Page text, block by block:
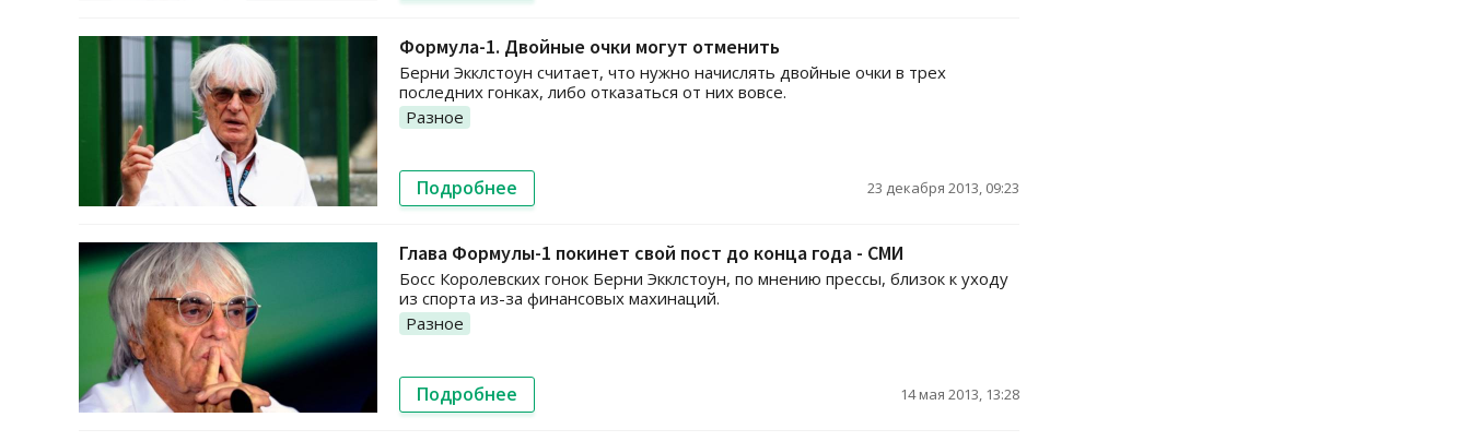
Формула-1. Двойные очки могут отменить
Берни Экклстоун считает, что нужно начислять двойные очки в трех
последних гонках, либо отказаться от них вовсе.
Разное
Подробнее 23 декабря 2013, 09:23
Глава Формулы-1 покинет свой пост до конца года - СМИ
Босс Королевских гонок Берни Экклстоун, по мнению прессы, близок к уходу
из спорта из-за финансовых махинаций.
Разное
Подробнее 14 мая 2013, 13:28